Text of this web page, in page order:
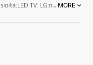
LG tarjoaa sinulle suuren valikoiman televisioita:LED TV: LG:n LED-televisioiden designsarjan huippumalli näyttää juuri siltä kuin modernin television kuuluukin. Äärimmäisen ohuet valetut alumiinikehykset varmistavat, että televisio sopii täydellisesti joka ympäristöön.3D TV: LG:n 3D-televisio esittelee täysin uuden tason kuvanlaadulle, sillä sen tarkkuus on neljä kertaa suurempi kuin Full HD -television. Kuva on luonnollisesti uskomattoman eloisa ja tarkka, vaikka sitä katsottaisiin läheltä. LG UHD 3D -televisiot tyydyttävät katsojan tarpeet täydellisesti virheettömillä yksityiskohdilla ja nostavat näyttöjen standardin entistä korkeammalle.Smart TV: Vihdoinkin televisiossa on aina jotain hyvää katsottavaa. LG Smart TV on helpoin tapa kokea suosikkiohjelmasi, SF Anytime, Headweb, Viaplay, musiikki, sovellukset, sosiaaliset mediat ja verkkosivut. Kätevillä jakotoiminnoilla pääset käsiksi myös kotiverkossa tai älypuhelimellasi olevaan sisältöön.LG:n uuden sukupolven televisiot sekä audio- ja videolaitteet tarjoavat todellista viihdettä kaikenlaisiin televisioelämyksiin. Peli-iltoihin sopii esimerkiksi 60-tuumainen LED-taulutelevisio, ja lasten elokuvailtaa varten 42-tuumainen 3D LED -taulutelevisio. LG:n televisiot sopivat myös kaikkiin huoneisiin.LG:n televisioiden lukemattomat viihdeominaisuudet viihdyttävät sekä perhettäsi että vieraitasi. Saatavilla on myös useita lisätarvikkeita televisioita varten. LG:n televisioita on kiitelty ja ne ovat saaneet ylistäviä arvioita toiminnallisuudestaan, tehostaan sekä tyylistään. MORE